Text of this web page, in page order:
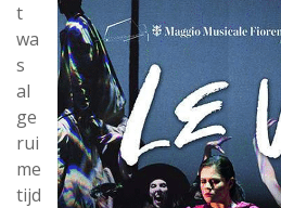
t
wa
s
al
ge
rui
me
tijd